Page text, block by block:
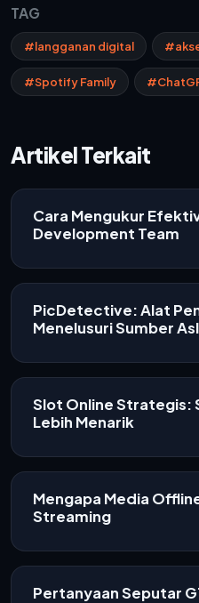
TAG
#langganan digital
#Spotify Family
Artikel Terkait
Cara Mengukur
Development Team
PicDetective: Alat
Menelusuri Sumber
Slot Online Strategis:
Lebih Menarik
Mengapa Media
Streaming
Pertanyaan Seputar